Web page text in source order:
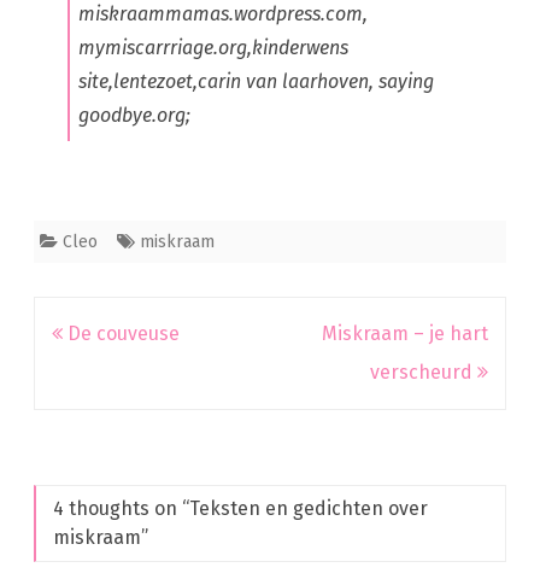
miskraammamas.wordpress.com,
mymiscarrriage.org,kinderwens
site,lentezoet,carin van laarhoven, saying
goodbye.org;
Cleo miskraam
Bericht
De couveuse
Miskraam – je hart
verscheurd
4 thoughts on “Teksten en gedichten over
miskraam”